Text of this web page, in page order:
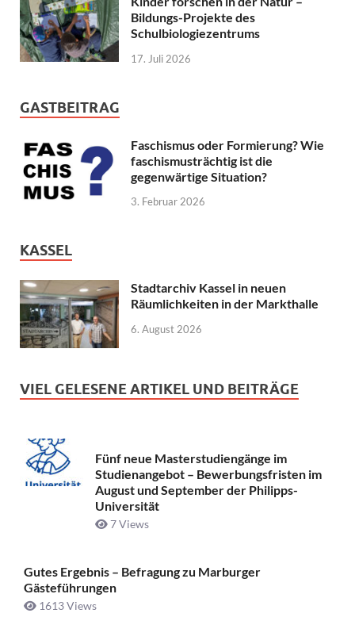
Bildungs-Projekte des
Schulbiologiezentrums
17. Juli 2026
GASTBEITRAG
Faschismus oder Formierung? Wie
faschismusträchtig ist die
gegenwärtige Situation?
3. Februar 2026
KASSEL
Stadtarchiv Kassel in neuen
Räumlichkeiten in der Markthalle
6. August 2026
VIEL GELESENE ARTIKEL UND BEITRÄGE
Fünf neue Masterstudiengänge im
Studienangebot – Bewerbungsfristen im
August und September der Philipps-
Universität
7 Views
Gutes Ergebnis – Befragung zu Marburger
Gästeführungen
1613 Views